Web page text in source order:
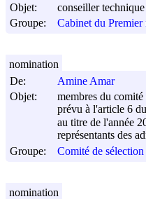
Objet:
conseiller
Groupe:
Cabinet du Premier
De:
Amine Amar
Objet:
membres du
prévu à l'article 6
au titre de l'année
représentants des
Groupe:
Comité de
nomination
nomination